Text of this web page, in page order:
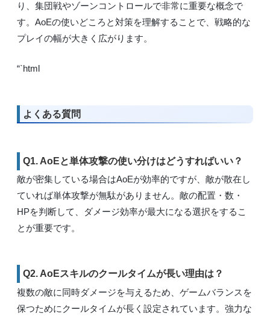
り、集団戦やゾーンコントロールで非常に重要な概念で
す。AoEの使いどころと対策を理解することで、戦略的な
プレイの幅が大きく広がります。
“`html
よくある質問
Q1. AoEと単体攻撃の使い分けはどうすればいい？
敵が密集している場合はAoEが効率的ですが、敵が散在し
ていれば単体攻撃が無駄がありません。敵の配置・数・
HPを判断して、ダメージ効率が最大になる選択をするこ
とが重要です。
Q2. AoEスキルのクールタイムが長い理由は？
複数の敵に同時ダメージを与えるため、ゲームバランスを
保つためにクールタイムが長く設定されています。強力な